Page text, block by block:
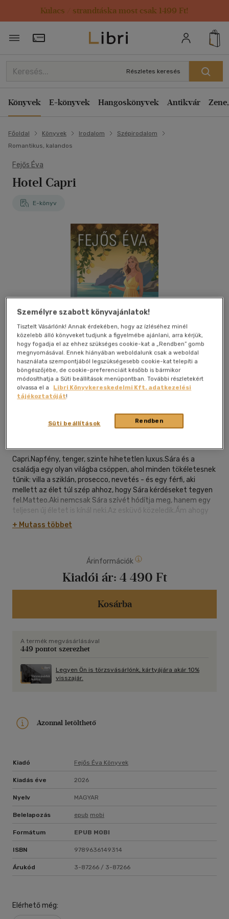
Kulacs / strandtáska most csak 1499 Ft!
Törzsvásárlói Kártya adatai
Részletes keresés
Könyvek E-könyvek Hangoskönyvek Antikvár
Főoldal Könyvek Irodalom
Szépirodalom
Romantikus, kalandos
Fejős Éva
Hotel Capri
E-könyv
Beleolvasok
Capri.Napfény, tenger, szinte hihetetlen luxus.Sára és a
családja egy olyan világba csöppen, ahol minden tökéletesnek
tűnik: villa a sziklán, prosecco, nevetés - és egy férfi, aki
mellett az élet túl szép ahhoz, hogy Sára kérdéseket tegyen
fel.Matteo.Aki nemcsak Sára szívét hódítja meg, hanem egy
teljesen új életet is kínál neki.Az esküvő közeledik.Ám ahogy
telnek a napok, egyre furcsább lesz minden - és Sára ráébred,
hogy egy olyan történet középpontjában áll, amelynek nem
szigetére repíti az olvasót, ahol a romantika, az olasz
életérzés és a családi titkok egy filmszerű regénnyé állnak
össze. A Hotel Capri egyszerre nyári utazás, szerelmi
történet és titokzatos lélektani játék, sodró jelenetekkel,
különleges hangulattal és olyan szereplőkkel, akik még sokáig
+ Mutass többet
Árinformációk
Kiadói ár: 4 490 Ft
Kosárba
A termék megvásárlásával
449 pontot szerezhet
Legyen Ön is törzsvásárlónk, kártyájára akár 10%
visszajár.
Azonnal letölthető
Kiadó Fejős Éva Könyvek
Kiadás éve 2026
Nyelv MAGYAR
Belelapozás epub mobi
Formátum EPUB MOBI
ISBN 9789636149314
Árukód 3-87266 / 3-87266
Elérhető még:
Személyre szabott könyvajánlatok!
Tisztelt Vásárlónk! Annak érdekében, hogy az ízléséhez minél
közelebb álló könyveket tudjunk a figyelmébe ajánlani, arra kérjük,
hogy fogadja el az ehhez szükséges cookie-kat a „Rendben” gomb
megnyomásával. Ennek hiányában weboldalunk csak a weboldal
használata szempontjából legszükségesebb cookie-kat telepíti a
böngészőjébe, de cookie-preferenciáit később is bármikor
módosíthatja a Süti beállítások menüpontban. További részletekért
olvassa el a
Libri Könyvkereskedelmi Kft. adatkezelési
tájékoztatóját!
Rendben
Süti beállítások